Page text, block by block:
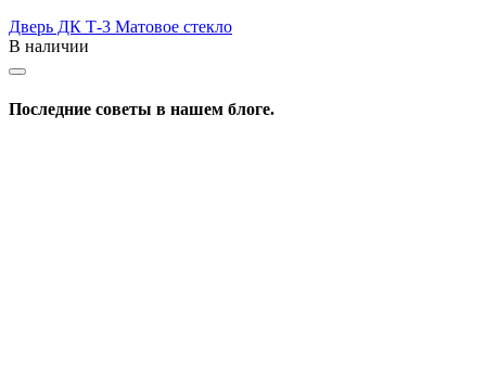
Дверь ДК Т-3 Матовое стекло
В наличии
Последние советы в нашем блоге.